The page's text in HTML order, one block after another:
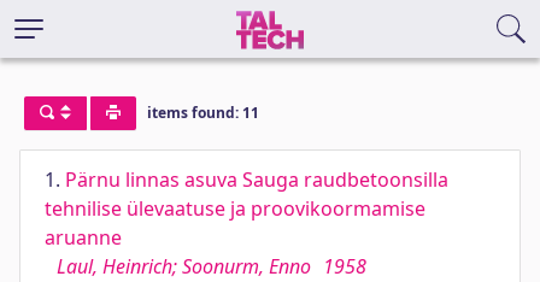
items found: 11
1. Pärnu linnas asuva Sauga raudbetoonsilla
tehnilise ülevaatuse ja proovikoormamise
aruanne
Laul, Heinrich; Soonurm, Enno 1958